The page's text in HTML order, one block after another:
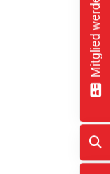
Mitglied werden!